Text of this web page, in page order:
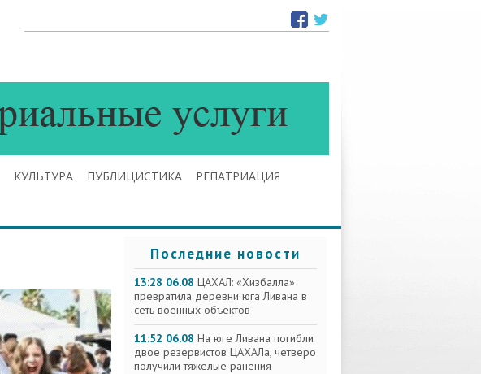
КУЛЬТУРА ПУБЛИЦИСТИКА РЕПАТРИАЦИЯ
Последние новости
13:28 06.08 ЦАХАЛ: «Хизбалла»
превратила деревни юга Ливана в
сеть военных объектов
11:52 06.08 На юге Ливана погибли
двое резервистов ЦАХАЛа, четверо
получили тяжелые ранения